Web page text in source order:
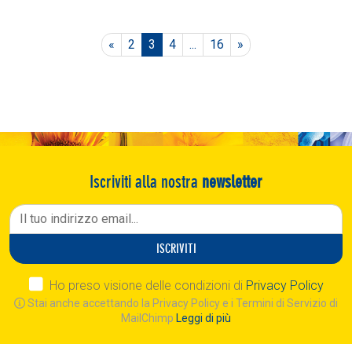
« Previous
2 3 4 ... 16 » Next
Iscriviti alla nostra newsletter
ISCRIVITI
Ho preso visione delle condizioni di Privacy Policy
Stai anche accettando la Privacy Policy e i Termini di Servizio di
MailChimp Leggi di più